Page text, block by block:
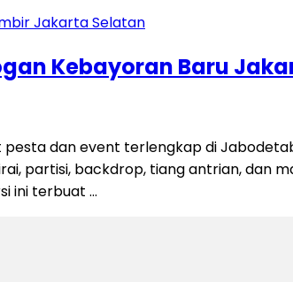
Kebayoran Baru
dan event terlengkap di
partisi, backdrop, tiang antrian, dan
ini terbuat …